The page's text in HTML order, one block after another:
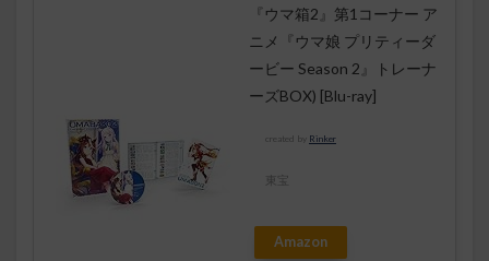
『ウマ箱2』第1コーナー ア
ニメ『ウマ娘 プリティーダ
ービー Season 2』トレーナ
ーズBOX) [Blu-ray]
created by Rinker
東宝
Amazon